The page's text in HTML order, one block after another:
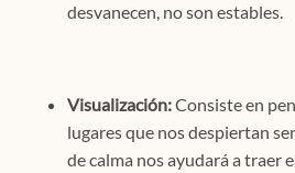
desvanecen, no son estables.
Visualización:Consiste en
lugares que nos despiertan
de calma nos ayudará a traer